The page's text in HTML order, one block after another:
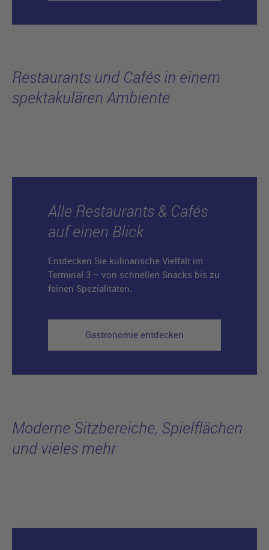
Restaurants und Cafés in einem
spektakulären Ambiente
Alle Restaurants & Cafés
auf einen Blick
Entdecken Sie kulinarische Vielfalt im
Terminal 3 – von schnellen Snacks bis zu
feinen Spezialitäten.
Gastronomie entdecken
Moderne Sitzbereiche, Spielflächen
und vieles mehr